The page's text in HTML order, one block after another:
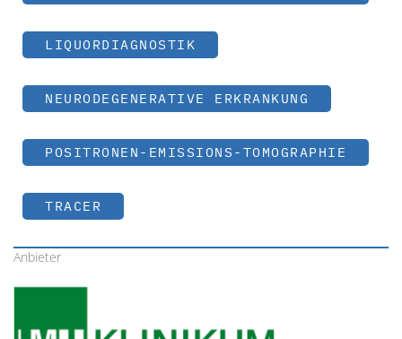
LIQUORDIAGNOSTIK
NEURODEGENERATIVE ERKRANKUNG
POSITRONEN-EMISSIONS-TOMOGRAPHIE
TRACER
Anbieter